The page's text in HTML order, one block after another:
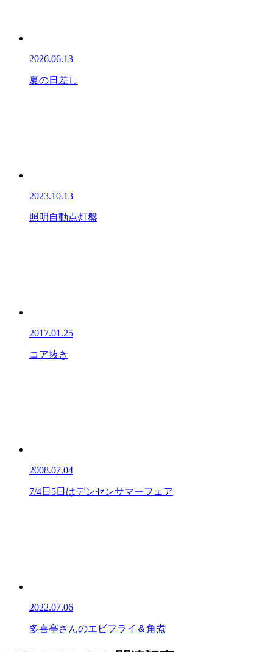
2026.06.13
夏の日差し
2023.10.13
照明自動点灯盤
2017.01.25
コア抜き
2008.07.04
7/4日5日はデンセンサマーフェア
2022.07.06
多喜亭さんのエビフライ＆角煮